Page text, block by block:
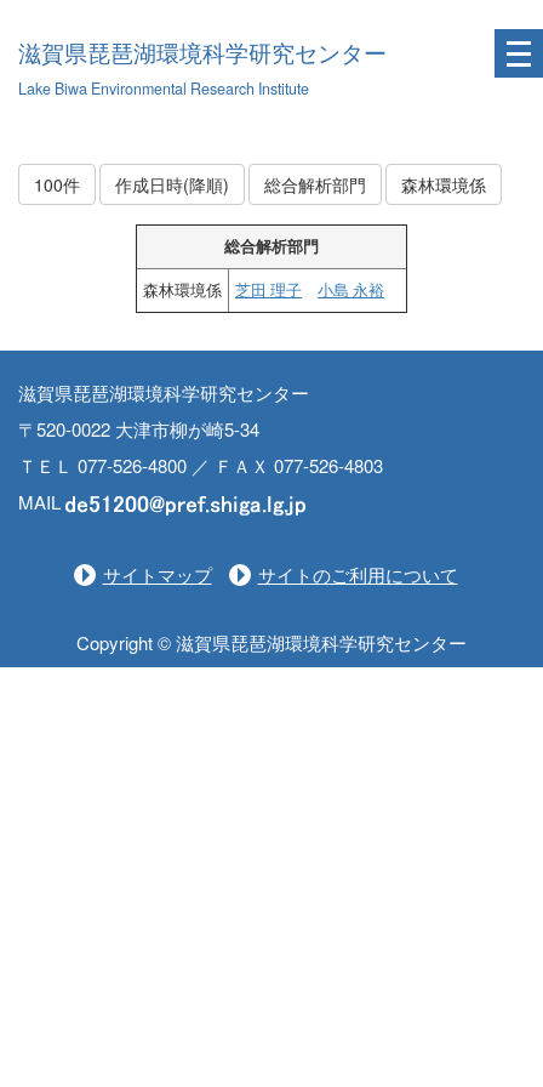
滋賀県琵琶湖環境科学研究センター
Lake Biwa Environmental Research Institute
100件 作成日時(降順) 総合解析部門 森林環境係
総合解析部門
森林環境係
芝田 理子 小島 永裕
滋賀県琵琶湖環境科学研究センター
〒520-0022 大津市柳が崎5-34
ＴＥＬ 077-526-4800 ／ ＦＡＸ 077-526-4803
MAIL
サイトマップ サイトのご利用について
Copyright © 滋賀県琵琶湖環境科学研究センター